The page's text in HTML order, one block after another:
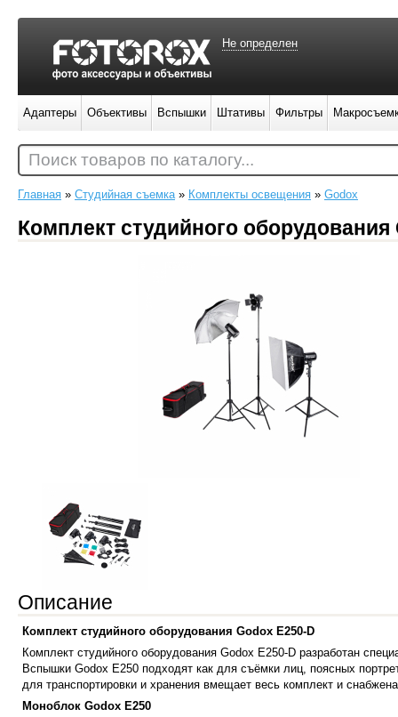
Главная » Студийная съемка» Комплекты освещения » Godox
Комплект студийного оборудования
Описание
Комплект студийного оборудования Godox E250-D
Комплект студийного оборудования Godox E250-D разработан
Вспышки Godox E250 подходят как для съёмки лиц, поясных
для транспортировки и хранения вмещает весь комплект и
Моноблок Godox E250
Не определен
Адаптеры Объективы Вспышки Штативы Фильтры
Поиск товаров по каталогу...